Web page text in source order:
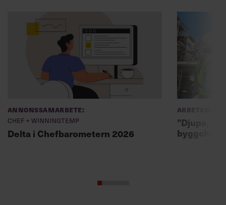
Annonssamarbete:
Chef + Winningtemp
Delta i Chefbarometern 2026
Arbetsmiljö
”Djupa,